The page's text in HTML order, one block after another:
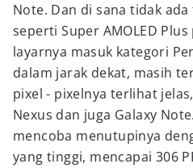
Note. Dan di sana tidak
seperti Super AMOLED
layarnya masuk kategori
dalam jarak dekat, masih
pixel - pixelnya terlihat
Nexus dan juga Galaxy
mencoba menutupinya
yang tinggi, mencapai 306